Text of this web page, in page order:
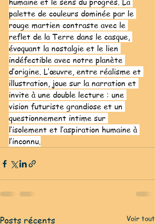
humaine et le sens du progrès. La
palette de couleurs dominée par le
rouge martien contraste avec le
reflet de la Terre dans le casque,
évoquant la nostalgie et le lien
indéfectible avec notre planète
d’origine. L’œuvre, entre réalisme et
illustration, joue sur la narration et
invite à une double lecture : une
vision futuriste grandiose et un
questionnement intime sur
l’isolement et l’aspiration humaine à
l’inconnu.
Posts récents Voir tout